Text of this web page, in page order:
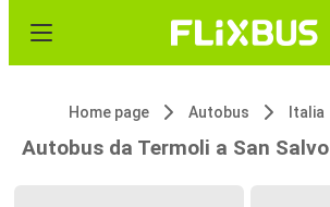
Home page Autobus Italia
Autobus da Termoli a San Salvo